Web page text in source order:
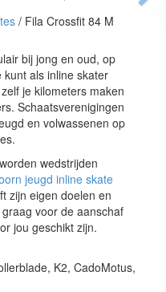
to your liking
/ Fila Crossfit 84 M
bij jong en oud, op
als inline skater
je kilometers maken
Schaatsverenigingen
en volwassenen op
wedstrijden
jeugd inline skate
zijn eigen doelen en
voor de aanschaf
jou geschikt zijn.
K2, CadoMotus,